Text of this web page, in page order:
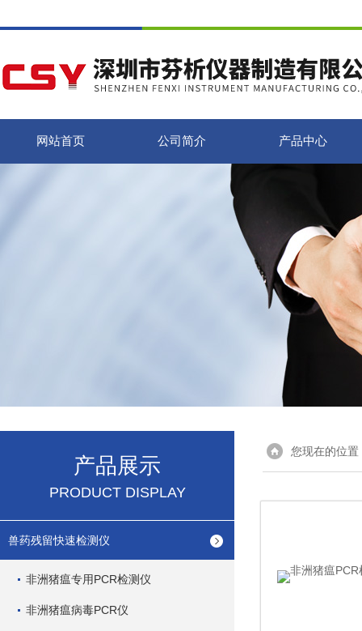
网站首页 公司简介 产品中心
产品展示
PRODUCT DISPLAY
兽药残留快速检测仪
非洲猪瘟专用PCR检测仪
非洲猪瘟病毒PCR仪
您现在的位置